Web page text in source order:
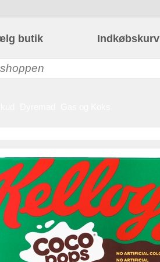
butik Indkøbskurv